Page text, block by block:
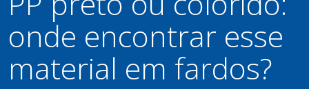
onde encontrar esse
material em fardos?